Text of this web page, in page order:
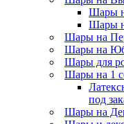
Шары
Шары
Шары на
Шары на
Шары для
Шары на 1
под
Шары на